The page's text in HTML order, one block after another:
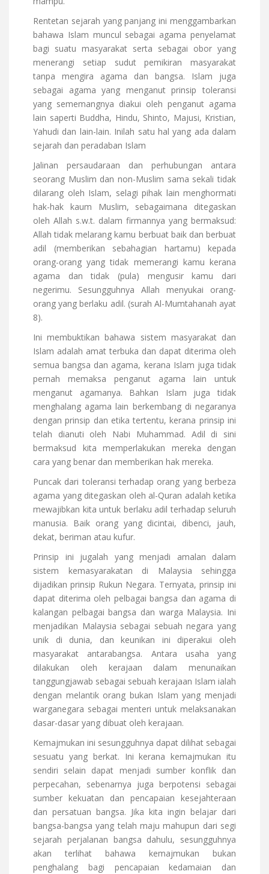
Rentetan sejarah yang panjang ini menggambarkan
bahawa Islam muncul sebagai agama penyelamat
bagi suatu masyarakat serta sebagai obor yang
menerangi setiap sudut pemikiran masyarakat
tanpa mengira agama dan bangsa. Islam juga
sebagai agama yang menganut prinsip toleransi
yang sememangnya diakui oleh penganut agama
lain saperti Buddha, Hindu, Shinto, Majusi, Kristian,
Yahudi dan lain-lain. Inilah satu hal yang ada dalam
sejarah dan peradaban Islam
Jalinan persaudaraan dan perhubungan antara
seorang Muslim dan non-Muslim sama sekali tidak
dilarang oleh Islam, selagi pihak lain menghormati
hak-hak kaum Muslim, sebagaimana ditegaskan
oleh Allah s.w.t. dalam firmannya yang bermaksud:
Allah tidak melarang kamu berbuat baik dan berbuat
adil (memberikan sebahagian hartamu) kepada
orang-orang yang tidak memerangi kamu kerana
agama dan tidak (pula) mengusir kamu dari
negerimu. Sesungguhnya Allah menyukai orang-
orang yang berlaku adil. (surah Al-Mumtahanah ayat
8).
Ini membuktikan bahawa sistem masyarakat dan
Islam adalah amat terbuka dan dapat diterima oleh
semua bangsa dan agama, kerana Islam juga tidak
pernah memaksa penganut agama lain untuk
menganut agamanya. Bahkan Islam juga tidak
menghalang agama lain berkembang di negaranya
dengan prinsip dan etika tertentu, kerana prinsip ini
telah dianuti oleh Nabi Muhammad. Adil di sini
bermaksud kita memperlakukan mereka dengan
cara yang benar dan memberikan hak mereka.
Puncak dari toleransi terhadap orang yang berbeza
agama yang ditegaskan oleh al-Quran adalah ketika
mewajibkan kita untuk berlaku adil terhadap seluruh
manusia. Baik orang yang dicintai, dibenci, jauh,
dekat, beriman atau kufur.
Prinsip ini jugalah yang menjadi amalan dalam
sistem kemasyarakatan di Malaysia sehingga
dijadikan prinsip Rukun Negara. Ternyata, prinsip ini
dapat diterima oleh pelbagai bangsa dan agama di
kalangan pelbagai bangsa dan warga Malaysia. Ini
menjadikan Malaysia sebagai sebuah negara yang
unik di dunia, dan keunikan ini diperakui oleh
masyarakat antarabangsa. Antara usaha yang
dilakukan oleh kerajaan dalam menunaikan
tanggungjawab sebagai sebuah kerajaan Islam ialah
dengan melantik orang bukan Islam yang menjadi
warganegara sebagai menteri untuk melaksanakan
dasar-dasar yang dibuat oleh kerajaan.
Kemajmukan ini sesungguhnya dapat dilihat sebagai
sesuatu yang berkat. Ini kerana kemajmukan itu
sendiri selain dapat menjadi sumber konflik dan
perpecahan, sebenarnya juga berpotensi sebagai
sumber kekuatan dan pencapaian kesejahteraan
dan persatuan bangsa. Jika kita ingin belajar dari
bangsa-bangsa yang telah maju mahupun dari segi
sejarah perjalanan bangsa dahulu, sesungguhnya
akan terlihat bahawa kemajmukan bukan
penghalang bagi pencapaian kedamaian dan